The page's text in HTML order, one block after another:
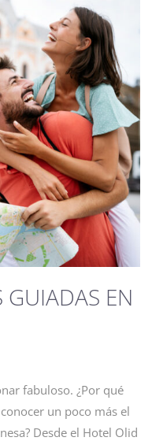
GUIADAS EN
fabuloso. ¿Por qué
un poco más el
Desde el Hotel Olid